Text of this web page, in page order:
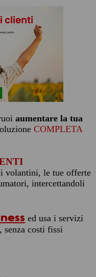
aumentare la tua
COMPLETA
volantini, le tue offerte
intercettandoli
ed usa i servizi
senza costi fissi